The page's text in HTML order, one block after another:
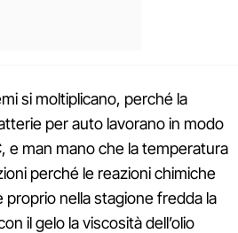
si moltiplicano, perché la
per auto lavorano in modo
e man mano che la temperatura
perché le reazioni chimiche
proprio nella stagione fredda la
il gelo la viscosità dell’olio